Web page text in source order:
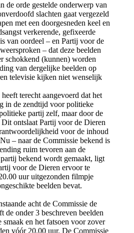
de orde gestelde onderwerp van
slachten gaat vergezeld
met een doorgesneden keel en
verkerende, gefixeerde
van oordeel – en Partij voor de
– dat deze beelden
schokkend (kunnen) worden
van dergelijke beelden op
televisie kijken niet wenselijk
terecht aangevoerd dat het
in de zendtijd voor politieke
partij zelf, maar door de
ontslaat Partij voor de Dieren
voor de inhoud
– naar de Commissie bekend is
ruim tevoren aan de
bekend wordt gemaakt, ligt
voor de Dieren ervoor te
uur uitgezonden filmpje
beelden bevat.
acht de Commissie de
de onder 3 beschreven beelden
smaak en het fatsoen voor zover
vóór 20.00 uur. De Commissie